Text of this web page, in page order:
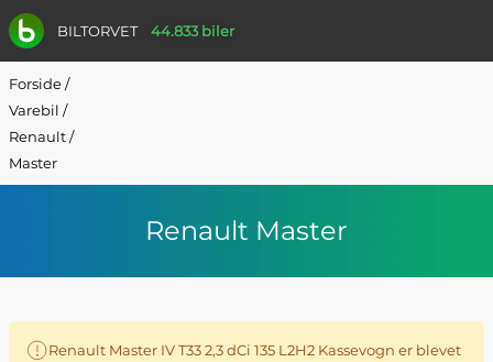
BILTORVET 44.833 biler
Forside/
Varebil /
Renault/
Master
Renault Master
Renault Master IV T33 2,3 dCi 135 L2H2 Kassevogn er blevet